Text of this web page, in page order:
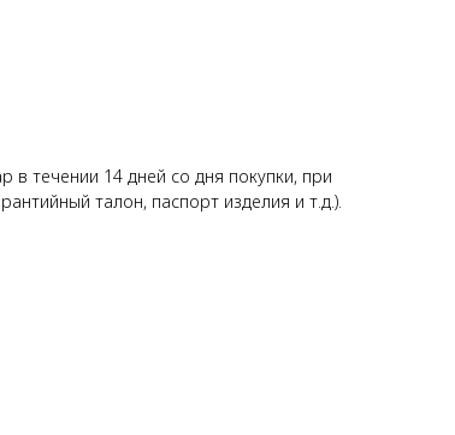
течении 14 дней со дня покупки, при
талон, паспорт изделия и т.д.).